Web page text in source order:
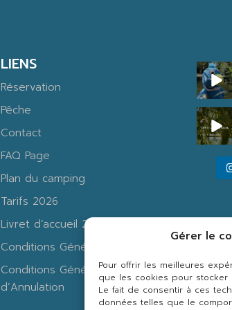
Gérer le
Pour offrir les meilleures
que les cookies pour stocker
Le fait de consentir à ces
données telles que le
LIENS
Réservation
Pêche
Contact
FAQ Page
Plan du camping
Tarifs 2026
Livret d’accueil 2026
Conditions Générales de Vente
Conditions Générales
d’Annulation